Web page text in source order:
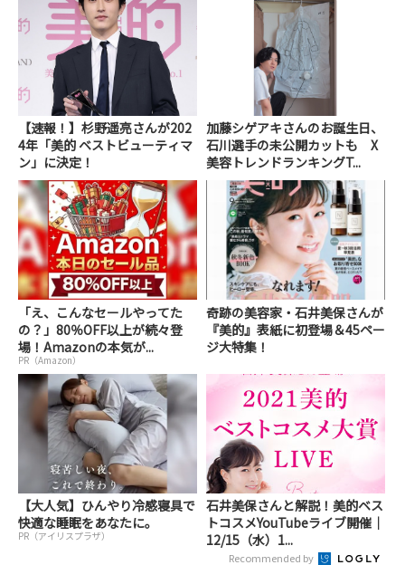
【速報！】杉野遥亮さんが202
4年「美的 ベストビューティマ
ン」に決定！
加藤シゲアキさんのお誕生日、
石川選手の未公開カットも X
美容トレンドランキングT...
「え、こんなセールやってた
の？」80％OFF以上が続々登
場！Amazonの本気が...
PR（Amazon）
奇跡の美容家・石井美保さんが
『美的』表紙に初登場＆45ペー
ジ大特集！
【大人気】ひんやり冷感寝具で
快適な睡眠をあなたに。
PR（アイリスプラザ）
石井美保さんと解説！美的ベス
トコスメYouTubeライブ開催｜
12/15（水）1...
Recommended by